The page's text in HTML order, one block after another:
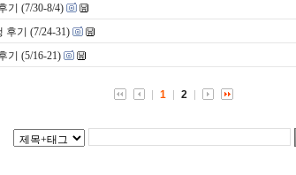
기 (7/30-8/4)
기 (7/24-31)
기 (5/16-21)
1 2